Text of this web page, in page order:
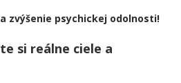
zvýšenie psychickej odolnosti!
si reálne ciele a